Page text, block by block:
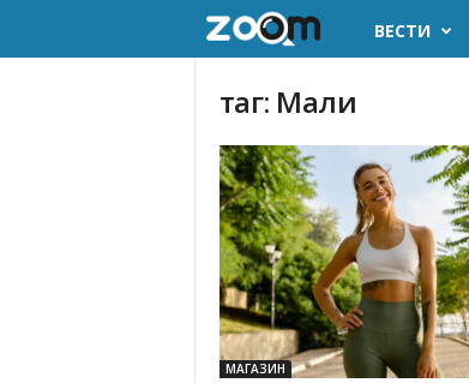
m
.
m
ВЕСТИ
таг: Мали
МАГАЗИН